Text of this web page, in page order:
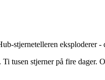
stjernetelleren eksploderer
tusen stjerner på fire dager.